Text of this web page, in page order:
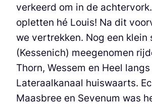
verkeerd om in de
opletten hé Louis! Na dit
we vertrekken. Nog een klein
(Kessenich) meegenomen
Thorn, Wessem en Heel
Lateraalkanaal huiswaarts.
Maasbree en Sevenum was